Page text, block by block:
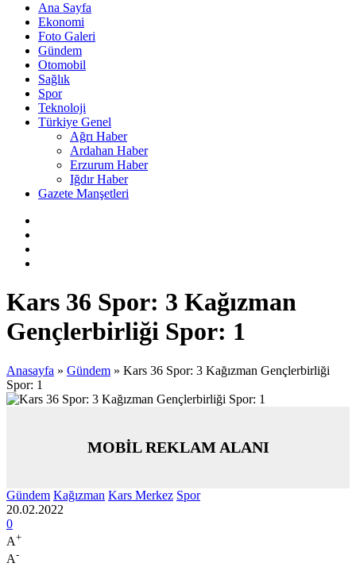
Ana Sayfa
Ekonomi
Foto Galeri
Gündem
Otomobil
Sağlık
Spor
Teknoloji
Türkiye Genel
Ağrı Haber
Ardahan Haber
Erzurum Haber
Iğdır Haber
Gazete Manşetleri
Kars 36 Spor: 3 Kağızman
Gençlerbirliği Spor: 1
Anasayfa » Gündem » Kars 36 Spor: 3 Kağızman Gençlerbirliği
Spor: 1
MOBİL REKLAM ALANI
Gündem Kağızman Kars Merkez Spor
20.02.2022
0
A+
A-